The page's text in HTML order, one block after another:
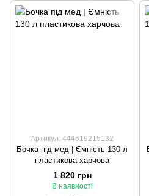
Артикул: 444619215132
Бочка під мед | Ємність 130 л
пластикова харчова
1 820 грн
В наявності